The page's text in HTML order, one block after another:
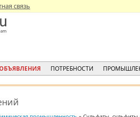
связь
ПОТРЕБНОСТИ